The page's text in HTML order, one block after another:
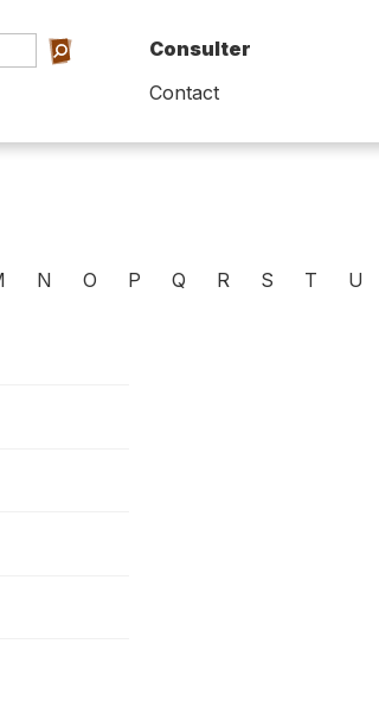
Consulter
Contact
N O P Q R S T U